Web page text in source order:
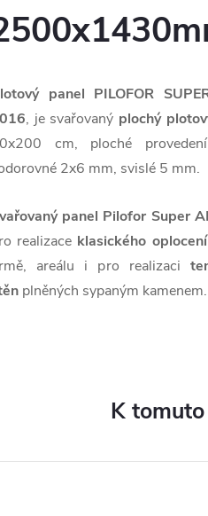
panel PILOFOR
, je svařovaný plochý
cm, ploché
2x6 mm, svislé 5 mm.
panel Pilofor Super
realizace klasického oplocení
areálu i pro realizaci
plněných sypaným kamenem.
K